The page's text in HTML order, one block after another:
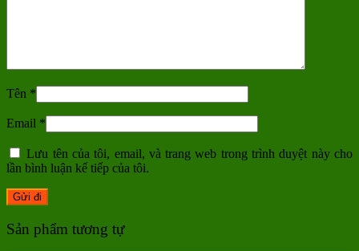
Tên *
Email *
Lưu tên của tôi, email, và trang web trong trình duyệt này cho
lần bình luận kế tiếp của tôi.
Sản phẩm tương tự